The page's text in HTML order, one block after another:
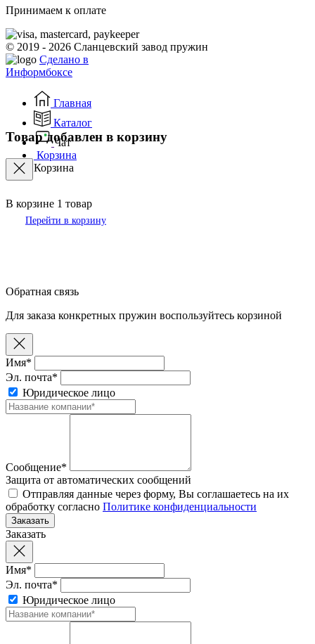
Принимаем к оплате
© 2019 - 2026 Сланцевский завод пружин
Сделано в
Информбоксе
Главная
Каталог
Чат
Корзина
Корзина
Товар добавлен в корзину
В корзине 1 товар
Перейти в корзину
Обратная связь
Для заказа конкретных пружин воспользуйтесь корзиной
Имя*
Эл. почта*
Юридическое лицо
Сообщение*
Защита от автоматических сообщений
Отправляя данные через форму, Вы соглашаетесь на их
обработку согласно Политике конфиденциальности
Заказать
Имя*
Эл. почта*
Юридическое лицо